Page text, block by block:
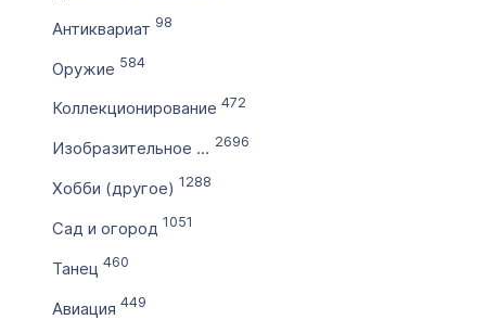
Цена домена в ₽
от
до
Без цены
Количество символов
с
Антиквариат 98
Оружие 584
Коллекционирование 472
Изобразительное искусство 2696
Хобби (другое) 1288
Сад и огород 1051
Танец 460
Авиация 449